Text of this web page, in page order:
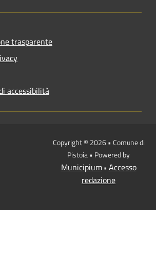
trasparente
accessibilità
Copyright © 2026 • Comune di
Pistoia • Powered by
Municipium• Accesso
redazione